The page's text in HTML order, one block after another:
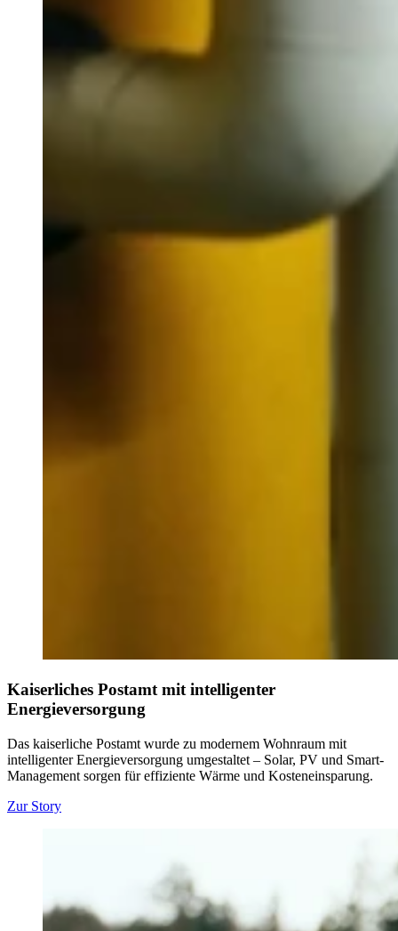
Kaiserliches Postamt mit intelligenter
Energieversorgung
Das kaiserliche Postamt wurde zu modernem Wohnraum mit
intelligenter Energieversorgung umgestaltet – Solar, PV und Smart-
Management sorgen für effiziente Wärme und Kosteneinsparung.
Zur Story